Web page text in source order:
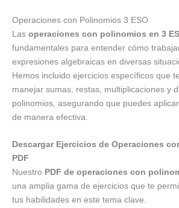
Operaciones con Polinomios 3 ESO
Las operaciones con polinomios en 3
fundamentales para entender cómo
expresiones algebraicas en diversas
Hemos incluido ejercicios específicos que
manejar sumas, restas, multiplicaciones y
polinomios, asegurando que puedes
de manera efectiva.
Descargar Ejercicios de Operaciones
PDF
Nuestro PDF de operaciones con
una amplia gama de ejercicios que te
tus habilidades en este tema clave.